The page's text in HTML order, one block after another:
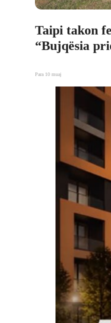
Taipi takon
“Bujqësia
Para 10 muaj